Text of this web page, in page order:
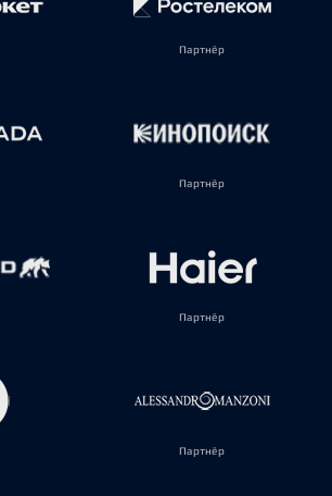
Партнёр
Партнёр
Партнёр
Партнёр